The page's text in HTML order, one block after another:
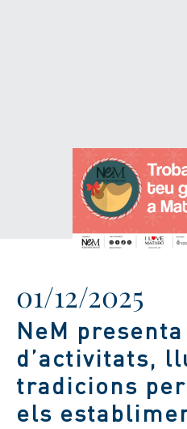
01/12/2025
NeM
d’activitats,
tradicions
els